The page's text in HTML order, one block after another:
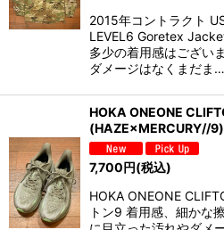
2015年コントラクト
LEVEL6 Goretex
多少の着用感はござい
ダメージはなくまだま…
HOKA ONEONE
(HAZE×MERCURY//
7,700円(税込)
HOKA ONEONE
トン9 着用感、細かな